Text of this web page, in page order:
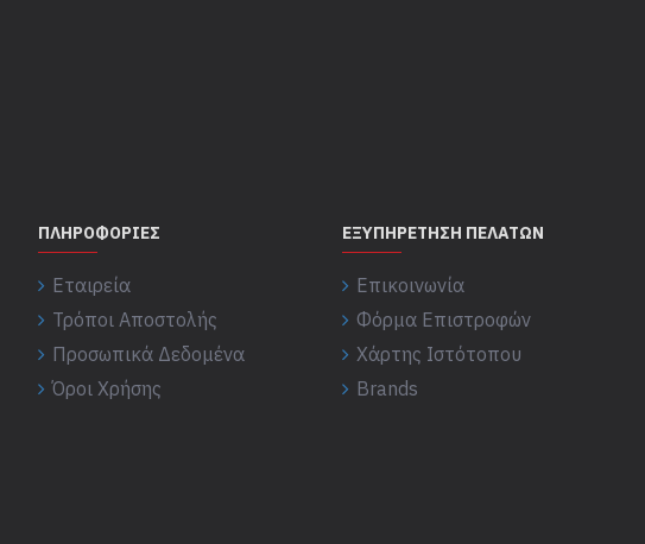
ΠΛΗΡΟΦΟΡΊΕΣ
Εταιρεία
Τρόποι Αποστολής
Προσωπικά Δεδομένα
Όροι Χρήσης
ΕΞΥΠΗΡΈΤΗΣΗ ΠΕΛΑΤΏΝ
Επικοινωνία
Φόρμα Επιστροφών
Χάρτης Ιστότοπου
Brands